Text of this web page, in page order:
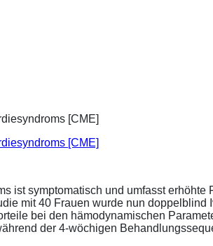
[CME]
ist symptomatisch und umfasst
mit 40 Frauen wurde nun
bei den hämodynamischen
der 4-wöchigen